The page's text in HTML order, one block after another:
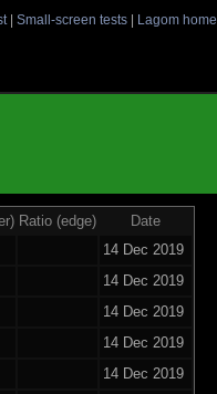
| Small-screen tests| Lagom home
Ratio (edge)
Date
14 Dec 2019
14 Dec 2019
14 Dec 2019
14 Dec 2019
14 Dec 2019